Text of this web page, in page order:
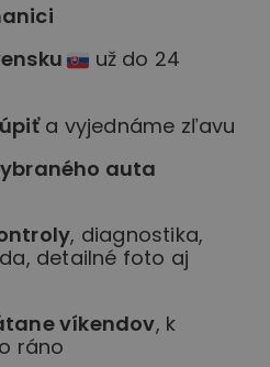
už do 24
a vyjednáme zľavu
auta
, diagnostika,
detailné foto aj
víkendov, k
ráno